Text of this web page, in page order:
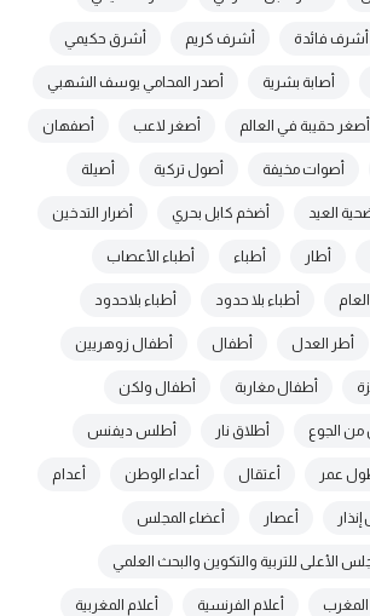
أشرف فائدة أشرف كريم أشرق حكيمي
أصابة بشرية أصدر المحامي يوسف الشهبي
أصغر حقيبة في العالم أصغر لاعب أصفهان
أصوات مخيفة أصول تركية أصيلة
العيد أضخم كابل بحري أضرار التدخين
أطار أطباء أطباء الأعصاب
أطباء بلا حدود أطباء بلاحدود
أطر العدل أطفال أطفال زوهريين
أطفال مغاربة أطفال ولكن
من الجوع أطلاق نار أطلس ديفنس
عمر أعتقال أعداء الوطن أعدام
أعصار أعضاء المجلس
الأعلى للتربية والتكوين والبحث العلمي
المغرب أعلام الفرنسية أعلام المغربية